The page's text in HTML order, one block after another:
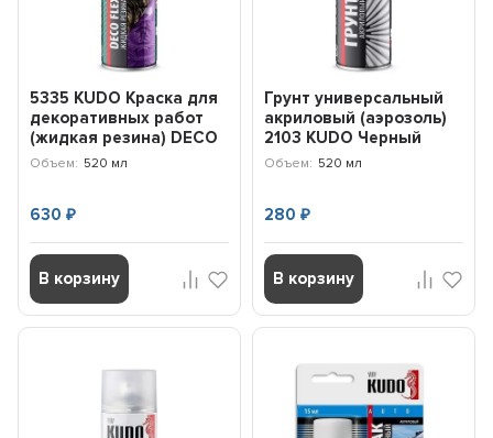
5335 KUDO Краска для
декоративных работ
(жидкая резина) DECO
FLEX серебро (52...
Объем: 520 мл
630₽
В корзину
Грунт универсальный
акриловый (аэрозоль)
2103 KUDO Черный
KU2103
Объем: 520 мл
280 ₽
В корзину